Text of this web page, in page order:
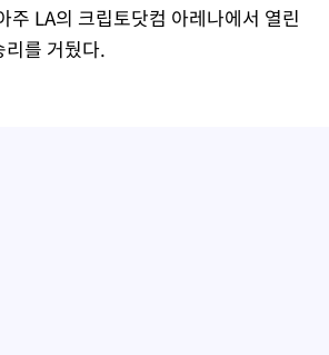
LA의 크립토닷컴 아레나에서 열린
를 거뒀다.